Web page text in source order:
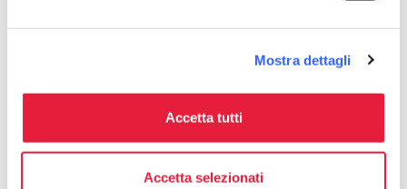
Mostra dettagli
Accetta tutti
Accetta selezionati
In auto, 80 km
Più informazioni